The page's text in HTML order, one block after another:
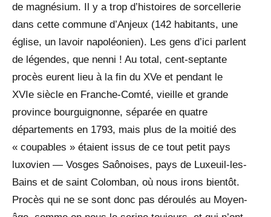
de magnésium. Il y a trop d’histoires de sorcellerie
dans cette commune d’Anjeux (142 habitants, une
église, un lavoir napoléonien). Les gens d’ici parlent
de légendes, que nenni ! Au total, cent-septante
procès eurent lieu à la fin du XVe et pendant le
XVIe siècle en Franche-Comté, vieille et grande
province bourguignonne, séparée en quatre
départements en 1793, mais plus de la moitié des
« coupables » étaient issus de ce tout petit pays
luxovien — Vosges Saônoises, pays de Luxeuil-les-
Bains et de saint Colomban, où nous irons bientôt.
Procès qui ne se sont donc pas déroulés au Moyen-